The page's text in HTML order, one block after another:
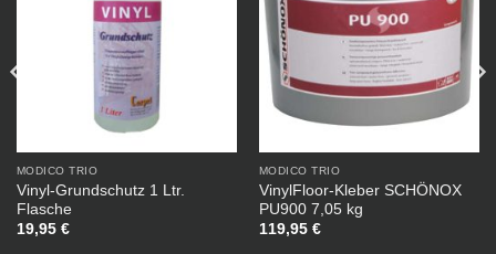
MODICO TRIO
Vinyl-Grundschutz 1 Ltr.
Flasche
19,95 €
MODICO TRIO
VinylFloor-Kleber SCHÖNOX
PU900 7,05 kg
119,95 €